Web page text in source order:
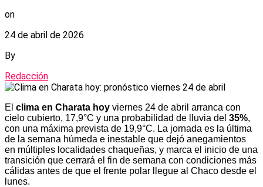
on
24 de abril de 2026
By
Redacción
El clima en Charata hoy viernes 24 de abril arranca con
cielo cubierto, 17,9°C y una probabilidad de lluvia del 35%,
con una máxima prevista de 19,9°C. La jornada es la última
de la semana húmeda e inestable que dejó anegamientos
en múltiples localidades chaqueñas, y marca el inicio de una
transición que cerrará el fin de semana con condiciones más
cálidas antes de que el frente polar llegue al Chaco desde el
lunes.